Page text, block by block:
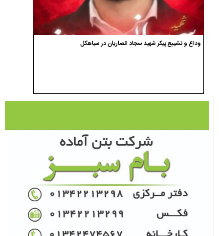
وداع و تشییع پیکر شهید سجاد انصاریان در سیاهکل